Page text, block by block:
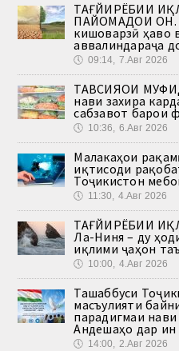
ТАҒЙИРЁБИИ
ПАЙОМАДҲОИ ОН.
кишоварзӣ ҳаво
аввалиндараҷа
🕔 09:14, 7.Авг 2026
ТАВСИЯҲОИ
нави захира
сабзавот барои
🕔 10:36, 6.Авг 2026
Малакаҳои
иқтисоди
Тоҷикистон
🕔 11:30, 4.Авг 2026
ТАҒЙИРЁБИИ
Ла-Ниня – ду
иқлими ҷаҳон
🕔 10:00, 4.Авг 2026
Ташаббуси
масъулияти
парадигмаи нави
Андешаҳо дар ин
🕔 14:00, 2.Авг 2026